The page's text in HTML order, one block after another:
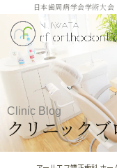
日本歯周病学会学術大
Clinic Blog
クリニックブ